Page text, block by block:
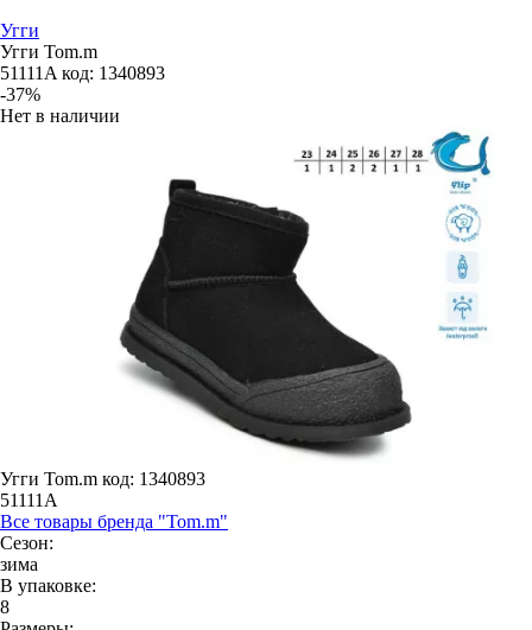
Угги
Угги Tom.m
51111A код: 1340893
-37%
Нет в наличии
Угги Tom.m код: 1340893
51111A
Все товары бренда "Tom.m"
Сезон:
зима
В упаковке:
8